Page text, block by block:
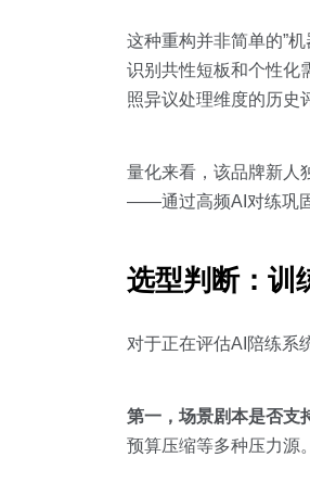
这种重构并非简单的”
识别共性短板和个性化
照异议处理维度的历史
量化来看，该品牌新人
——通过高频AI对练巩固
选型判断：训
对于正在评估AI陪练系
第一，场景剧本是否支
预算压缩等多种压力源